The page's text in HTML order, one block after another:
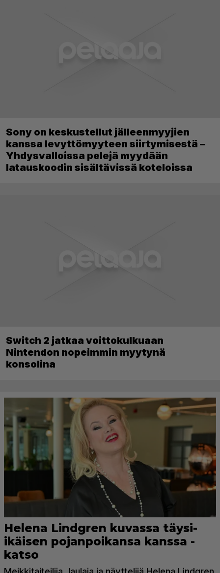
Sony on keskustellut jälleenmyyjien
kanssa levyttömyyteen siirtymisestä –
Yhdysvalloissa pelejä myydään
latauskoodin sisältävissä koteloissa
Switch 2 jatkaa voittokulkuaan
Nintendon nopeimmin myytynä
konsolina